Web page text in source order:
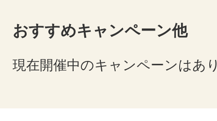
おすすめキャンペーン他
現在開催中のキャンペーンはあ